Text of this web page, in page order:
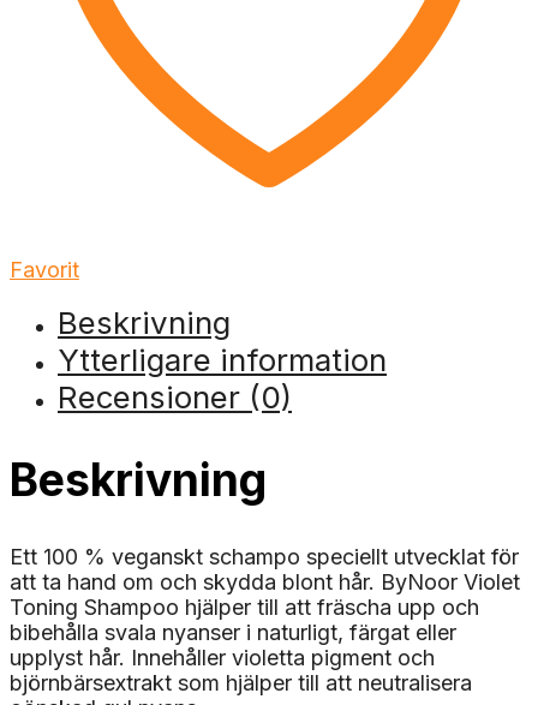
Favorit
Beskrivning
Ytterligare information
Recensioner (0)
Beskrivning
Ett 100 % veganskt schampo speciellt utvecklat för
att ta hand om och skydda blont hår. ByNoor Violet
Toning Shampoo hjälper till att fräscha upp och
bibehålla svala nyanser i naturligt, färgat eller
upplyst hår. Innehåller violetta pigment och
björnbärsextrakt som hjälper till att neutralisera